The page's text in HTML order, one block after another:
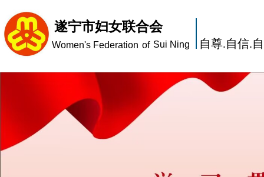
Women's Federation
遂宁市妇女联合会
of Sui Ning 自尊.自信.